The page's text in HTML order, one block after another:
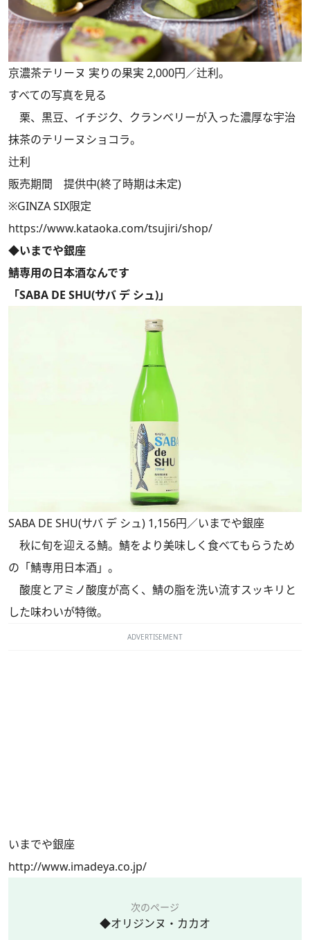
京濃茶テリーヌ 実りの果実 2,000円／辻利。
すべての写真を見る
栗、黒豆、イチジク、クランベリーが入った濃厚な宇治
抹茶のテリーヌショコラ。
辻利
販売期間 提供中(終了時期は未定)
※GINZA SIX限定
https://www.kataoka.com/tsujiri/shop/
◆いまでや銀座
鯖専用の日本酒なんです
「SABA DE SHU(サバ デ シュ)」
SABA DE SHU(サバ デ シュ) 1,156円／いまでや銀座
秋に旬を迎える鯖。鯖をより美味しく食べてもらうため
の「鯖専用日本酒」。
酸度とアミノ酸度が高く、鯖の脂を洗い流すスッキリと
した味わいが特徴。
ADVERTISEMENT
いまでや銀座
http://www.imadeya.co.jp/
次のページ
◆オリジンヌ・カカオ